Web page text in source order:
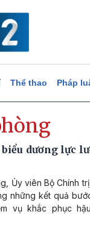
Thể thao Pháp
dương lực
Ủy viên Bộ Chính
những kết quả
vụ khắc phục